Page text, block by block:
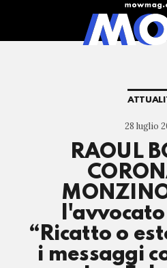
28 luglio
RAOUL
“Ricatto o
i messaggi